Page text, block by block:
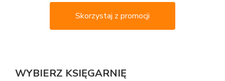
Skorzystaj z promocji
WYBIERZ KSIĘGARNIĘ